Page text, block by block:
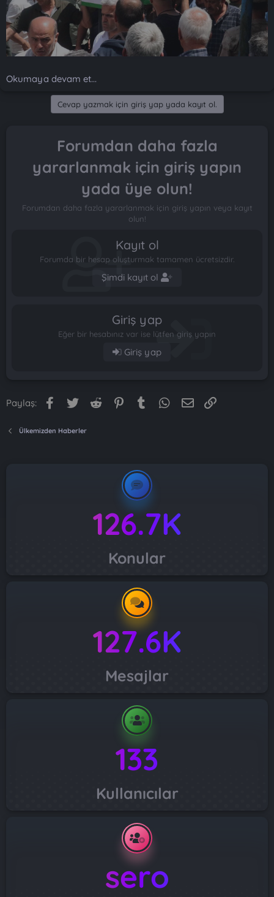
Okumaya devam et...
Cevap yazmak için giriş yap yada kayıt ol.
Forumdan daha fazla
yararlanmak için giriş yapın
yada üye olun!
Forumdan daha fazla yararlanmak için giriş yapın veya kayıt
olun!
Kayıt ol
Forumda bir hesap oluşturmak tamamen ücretsizdir.
Şimdi kayıt ol
Giriş yap
Eğer bir hesabınız var ise lütfen giriş yapın
Giriş yap
Paylaş: Facebook
Twitter Reddit PinterestTumblr WhatsApp
E-posta
Ülkemizden Haberler
126.7K
Konular
127.6K
Mesajlar
133
Kullanıcılar
sero